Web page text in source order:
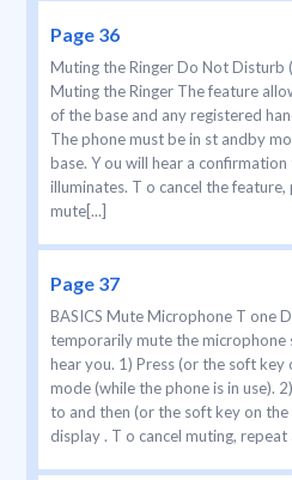
Page 36
Muting the Ringer Do Not Disturb
Muting the Ringer The feature
of the base and any registered
The phone must be in st andby
base. Y ou will hear a confirmation
illuminates. T o cancel the feature,
mute[...]
Page 37
BASICS Mute Microphone T one
temporarily mute the microphone
hear you. 1) Press (or the soft key
mode (while the phone is in use).
to and then (or the soft key on the
display . T o cancel muting, repeat